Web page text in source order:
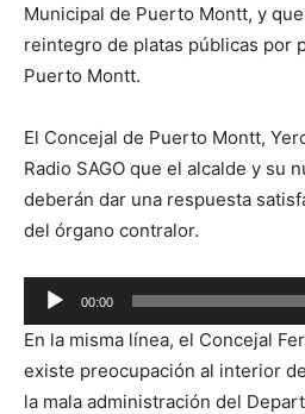
Municipal de Puerto Montt, y
reintegro de platas públicas por
Puerto Montt.
El Concejal de Puerto Montt,
Radio SAGO que el alcalde y su
deberán dar una respuesta
del órgano contralor.
Reproductor
de
audio
00:00
En la misma línea, el Concejal
existe preocupación al interior
la mala administración del